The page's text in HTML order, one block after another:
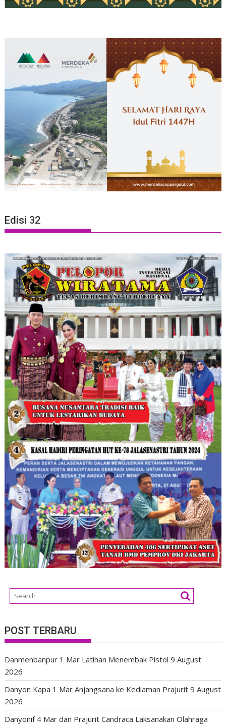
Edisi 32
POST TERBARU
Danmenbanpur 1 Mar Latihan Menembak Pistol 9 August
2026
Danyon Kapa 1 Mar Anjangsana ke Kediaman Prajurit 9 August
2026
Danyonif 4 Mar dan Prajurit Candraca Laksanakan Olahraga